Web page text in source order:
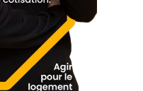
que vous loger…
COUPS DE
!